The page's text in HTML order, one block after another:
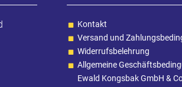
Kontakt
Versand und
Widerrufsbelehrung
Allgemeine
Ewald Kongsbak GmbH &